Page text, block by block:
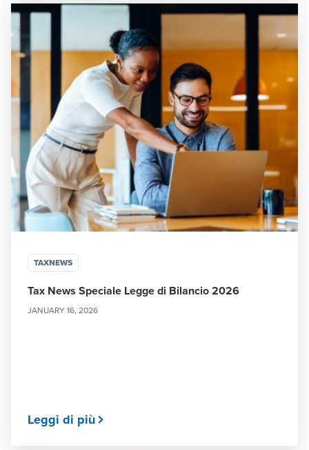
TAXNEWS
Tax News Speciale Legge di Bilancio 2026
JANUARY 16, 2026
Leggi di più